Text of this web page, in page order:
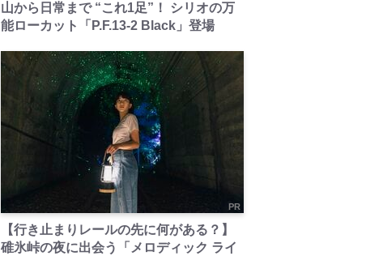
山から日常まで “これ1足”！ シリオの万
能ローカット「P.F.13-2 Black」登場
PR
【行き止まりレールの先に何がある？】
碓氷峠の夜に出会う「メロディック ライ